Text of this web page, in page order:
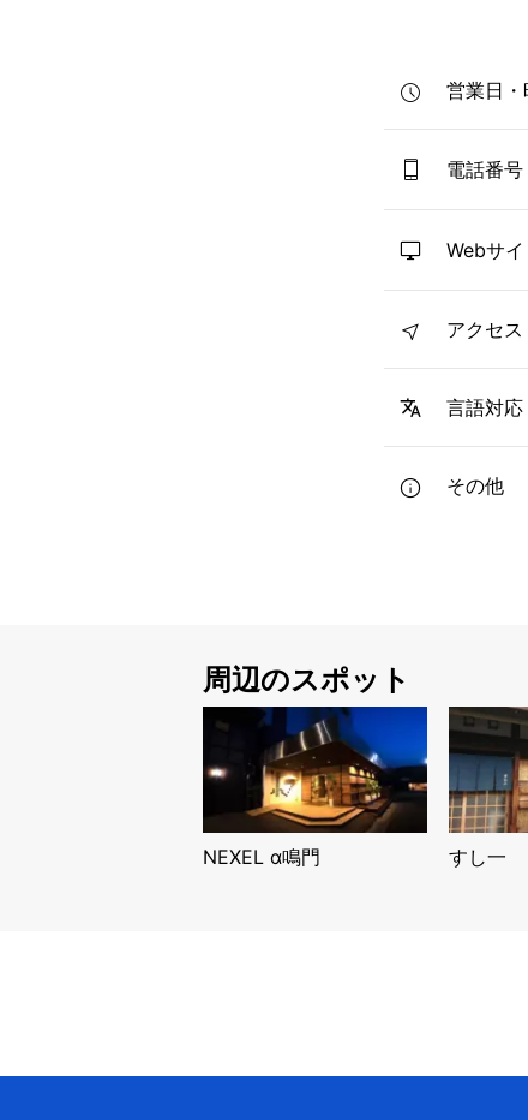
営業日・
電話番号
Webサイ
アクセス
言語対応
その他
周辺のスポット
NEXEL α鳴門 すし一